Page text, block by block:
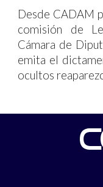
Desde CADAM
comisión de
Cámara de
emita el
ocultos